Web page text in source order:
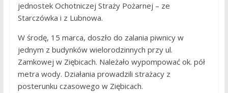
jednostek Ochotniczej Straży Pożarnej – ze
Starczówka i z Lubnowa.
W środę, 15 marca, doszło do zalania piwnicy w
jednym z budynków wielorodzinnych przy ul.
Zamkowej w Ziębicach. Należało wypompować ok. pół
metra wody. Działania prowadzili strażacy z
posterunku czasowego w Ziębicach.